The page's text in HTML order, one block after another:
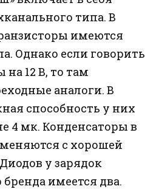
типа. В
имеются
Однако если говорить
12 В, то там
аналоги. В
способность у них
4 мк. Конденсаторы в
с хорошей
у зарядок
имеется два.